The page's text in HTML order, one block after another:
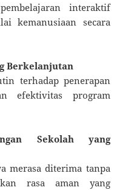
interaktif
kemanusiaan secara
Berkelanjutan
terhadap penerapan
efektivitas program
Sekolah yang
merasa diterima tanpa
rasa aman yang